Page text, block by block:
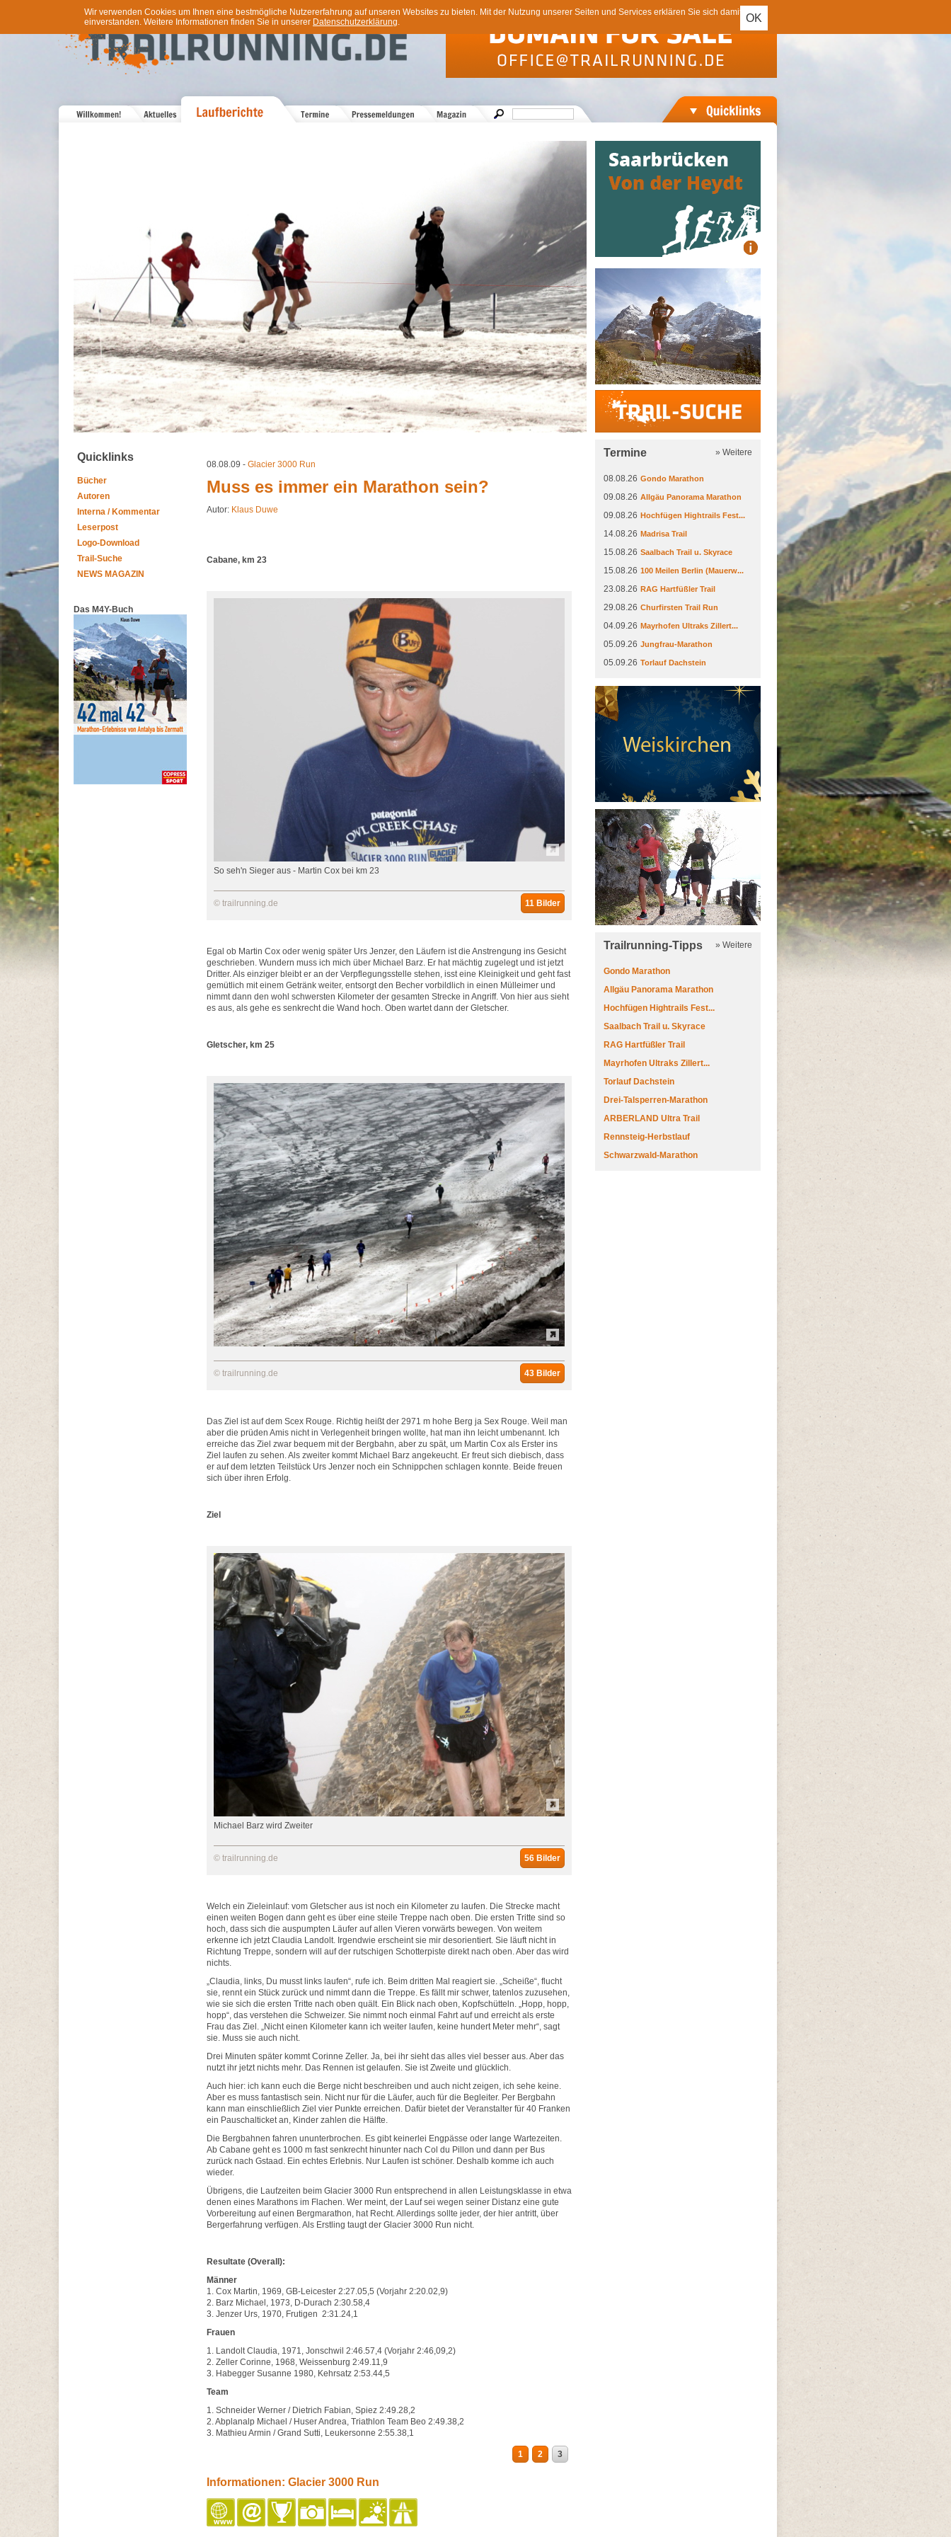
OK
Wir verwenden Cookies um Ihnen eine bestmögliche Nutzererfahrung auf unseren Websites zu bieten. Mit der Nutzung unserer Seiten und Services erklären Sie sich damit
einverstanden. Weitere Informationen finden Sie in unserer Datenschutzerklärung.
Trail-Suche
Quicklinks
Bücher
Autoren
Interna / Kommentar
Leserpost
Logo-Download
Trail-Suche
NEWS MAGAZIN
Das M4Y-Buch
08.08.09 - Glacier 3000 Run
Muss es immer ein Marathon sein?
Autor: Klaus Duwe
Cabane, km 23
So seh'n Sieger aus - Martin Cox bei km 23
© trailrunning.de 11 Bilder
Egal ob Martin Cox oder wenig später Urs Jenzer, den Läufern ist die Anstrengung ins Gesicht
geschrieben. Wundern muss ich mich über Michael Barz. Er hat mächtig zugelegt und ist jetzt
Dritter. Als einziger bleibt er an der Verpflegungsstelle stehen, isst eine Kleinigkeit und geht fast
gemütlich mit einem Getränk weiter, entsorgt den Becher vorbildlich in einen Mülleimer und
nimmt dann den wohl schwersten Kilometer der gesamten Strecke in Angriff. Von hier aus sieht
es aus, als gehe es senkrecht die Wand hoch. Oben wartet dann der Gletscher.
Gletscher, km 25
© trailrunning.de 43 Bilder
Das Ziel ist auf dem Scex Rouge. Richtig heißt der 2971 m hohe Berg ja Sex Rouge. Weil man
aber die prüden Amis nicht in Verlegenheit bringen wollte, hat man ihn leicht umbenannt. Ich
erreiche das Ziel zwar bequem mit der Bergbahn, aber zu spät, um Martin Cox als Erster ins
Ziel laufen zu sehen. Als zweiter kommt Michael Barz angekeucht. Er freut sich diebisch, dass
er auf dem letzten Teilstück Urs Jenzer noch ein Schnippchen schlagen konnte. Beide freuen
sich über ihren Erfolg.
Ziel
Michael Barz wird Zweiter
© trailrunning.de 56 Bilder
Welch ein Zieleinlauf: vom Gletscher aus ist noch ein Kilometer zu laufen. Die Strecke macht
einen weiten Bogen dann geht es über eine steile Treppe nach oben. Die ersten Tritte sind so
hoch, dass sich die auspumpten Läufer auf allen Vieren vorwärts bewegen. Von weitem
erkenne ich jetzt Claudia Landolt. Irgendwie erscheint sie mir desorientiert. Sie läuft nicht in
Richtung Treppe, sondern will auf der rutschigen Schotterpiste direkt nach oben. Aber das wird
nichts.
„Claudia, links, Du musst links laufen“, rufe ich. Beim dritten Mal reagiert sie. „Scheiße“, flucht
sie, rennt ein Stück zurück und nimmt dann die Treppe. Es fällt mir schwer, tatenlos zuzusehen,
wie sie sich die ersten Tritte nach oben quält. Ein Blick nach oben, Kopfschütteln. „Hopp, hopp,
hopp“, das verstehen die Schweizer. Sie nimmt noch einmal Fahrt auf und erreicht als erste
Frau das Ziel. „Nicht einen Kilometer kann ich weiter laufen, keine hundert Meter mehr“, sagt
sie. Muss sie auch nicht.
Drei Minuten später kommt Corinne Zeller. Ja, bei ihr sieht das alles viel besser aus. Aber das
nutzt ihr jetzt nichts mehr. Das Rennen ist gelaufen. Sie ist Zweite und glücklich.
Auch hier: ich kann euch die Berge nicht beschreiben und auch nicht zeigen, ich sehe keine.
Aber es muss fantastisch sein. Nicht nur für die Läufer, auch für die Begleiter. Per Bergbahn
kann man einschließlich Ziel vier Punkte erreichen. Dafür bietet der Veranstalter für 40 Franken
ein Pauschalticket an, Kinder zahlen die Hälfte.
Die Bergbahnen fahren ununterbrochen. Es gibt keinerlei Engpässe oder lange Wartezeiten.
Ab Cabane geht es 1000 m fast senkrecht hinunter nach Col du Pillon und dann per Bus
zurück nach Gstaad. Ein echtes Erlebnis. Nur Laufen ist schöner. Deshalb komme ich auch
wieder.
Übrigens, die Laufzeiten beim Glacier 3000 Run entsprechend in allen Leistungsklasse in etwa
denen eines Marathons im Flachen. Wer meint, der Lauf sei wegen seiner Distanz eine gute
Vorbereitung auf einen Bergmarathon, hat Recht. Allerdings sollte jeder, der hier antritt, über
Bergerfahrung verfügen. Als Erstling taugt der Glacier 3000 Run nicht.
Resultate (Overall):
Männer
1. Cox Martin, 1969, GB-Leicester 2:27.05,5 (Vorjahr 2:20.02,9)
2. Barz Michael, 1973, D-Durach 2:30.58,4
3. Jenzer Urs, 1970, Frutigen 2:31.24,1
Frauen
1. Landolt Claudia, 1971, Jonschwil 2:46.57,4 (Vorjahr 2:46,09,2)
2. Zeller Corinne, 1968, Weissenburg 2:49.11,9
3. Habegger Susanne 1980, Kehrsatz 2:53.44,5
Team
1. Schneider Werner / Dietrich Fabian, Spiez 2:49.28,2
2. Abplanalp Michael / Huser Andrea, Triathlon Team Beo 2:49.38,2
3. Mathieu Armin / Grand Sutti, Leukersonne 2:55.38,1
1 2 3
Informationen: Glacier 3000 Run
Termine » Weitere
08.08.26 Gondo Marathon
09.08.26 Allgäu Panorama Marathon
09.08.26 Hochfügen Hightrails Fest...
14.08.26 Madrisa Trail
15.08.26 Saalbach Trail u. Skyrace
15.08.26 100 Meilen Berlin (Mauerw...
23.08.26 RAG Hartfüßler Trail
29.08.26 Churfirsten Trail Run
04.09.26 Mayrhofen Ultraks Zillert...
05.09.26 Jungfrau-Marathon
05.09.26 Torlauf Dachstein
Trailrunning-Tipps » Weitere
Gondo Marathon
Allgäu Panorama Marathon
Hochfügen Hightrails Fest...
Saalbach Trail u. Skyrace
RAG Hartfüßler Trail
Mayrhofen Ultraks Zillert...
Torlauf Dachstein
Drei-Talsperren-Marathon
ARBERLAND Ultra Trail
Rennsteig-Herbstlauf
Schwarzwald-Marathon